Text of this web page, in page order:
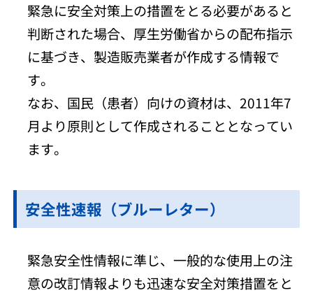
緊急に安全対策上の措置をとる必要があると
判断された場合、厚生労働省からの配布指示
に基づき、製造販売業者が作成する情報で
す。
なお、国民（患者）向けの資材は、2011年7
月より原則として作成されることとなってい
ます。
安全性速報（ブルーレター）
緊急安全性情報に準じ、一般的な使用上の注
意の改訂情報よりも迅速な安全対策措置をと